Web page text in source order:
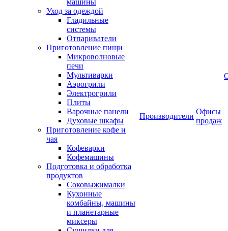
машины
Уход за одеждой
Гладильные
системы
Отпариватели
Приготовление пищи
Микроволновые
печи
Мультиварки
Аэрогрили
Электрогрили
Плиты
Варочные панели
Духовые шкафы
Приготовление кофе и
чая
Кофеварки
Кофемашины
Подготовка и обработка
продуктов
Соковыжималки
Кухонные
комбайны, машины
и планетарные
миксеры
Производители
Офисы
продаж